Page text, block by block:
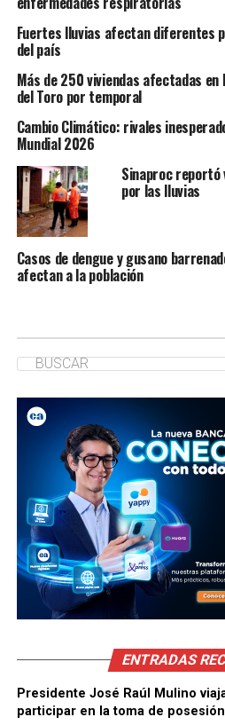
Fuertes lluvias afectan diferentes
del país
Más de 250 viviendas afectadas en
del Toro por temporal
Cambio Climático: rivales
Mundial 2026
Sinaproc reportó
por las lluvias
Casos de dengue y gusano
afectan a la población
ENTRADAS
Presidente José Raúl Mulino
participar en la toma de